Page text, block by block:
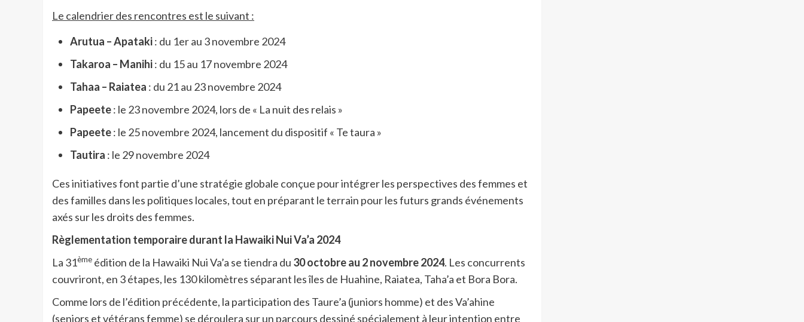
Le calendrier des rencontres est le suivant :
Arutua – Apataki: du 1er au 3 novembre 2024
Takaroa – Manihi: du 15 au 17 novembre 2024
Tahaa – Raiatea : du 21 au 23 novembre 2024
Papeete: le 23 novembre 2024, lors de « La nuit des relais »
Papeete: le 25 novembre 2024, lancement du dispositif « Te taura »
Tautira : le 29 novembre 2024
Ces initiatives font partie d’une stratégie globale conçue pour intégrer les perspectives des femmes et
des familles dans les politiques locales, tout en préparant le terrain pour les futurs grands événements
axés sur les droits des femmes.
Règlementation temporaire durant la Hawaiki Nui Va’a 2024
La 31ème édition de la Hawaiki Nui Va’a se tiendra du 30 octobre au 2 novembre 2024. Les concurrents
couvriront, en 3 étapes, les 130 kilomètres séparant les îles de Huahine, Raiatea, Taha’a et Bora Bora.
Comme lors de l’édition précédente, la participation des Taure’a (juniors homme) et des Va’ahine
(seniors et vétérans femme) se déroulera sur un parcours dessiné spécialement à leur intention entre